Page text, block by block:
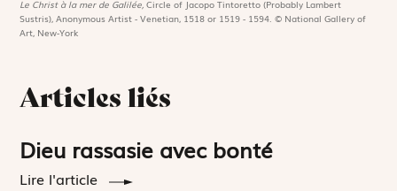
Le Christ à la mer de Galilée,Circle of Jacopo Tintoretto (Probably Lambert
Sustris), Anonymous Artist - Venetian, 1518 or 1519 - 1594. © National Gallery of
Art, New-York
Articles liés
Dieu rassasie avec bonté
Lire l'article